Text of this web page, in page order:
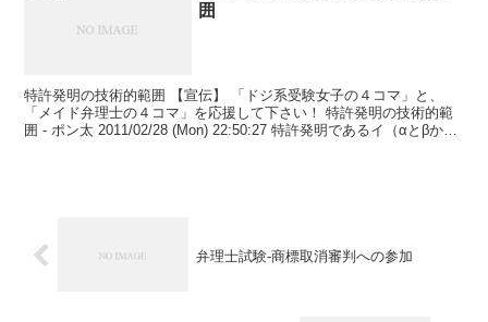
囲
特許発明の技術的範囲 【宣伝】 「ドジ系受験女子の４コマ」と、
「メイド弁理士の４コマ」を応援して下さい！ 特許発明の技術的範
囲 - ポン太 2011/02/28 (Mon) 22:50:27 特許発明であるイ（αとβから
弁理士試験-商標取消審判への参加